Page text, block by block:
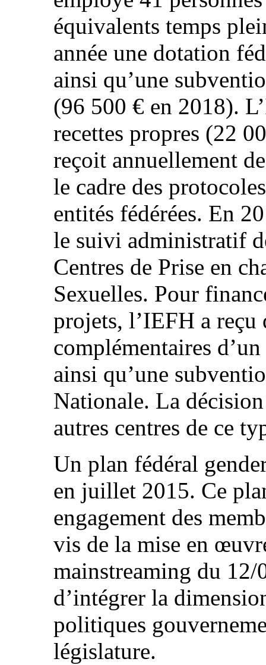
équivalents temps
année une dotation
ainsi qu’une
(96 500 € en 2018).
recettes propres (22
reçoit annuellement
le cadre des
entités fédérées. En
le suivi administratif
Centres de Prise en
Sexuelles. Pour
projets, l’IEFH a reçu
complémentaires
ainsi qu’une
Nationale. La
autres centres de ce
Un plan fédéral
en juillet 2015. Ce
engagement des
vis de la mise en
mainstreaming du 12/
d’intégrer la
politiques
législature.